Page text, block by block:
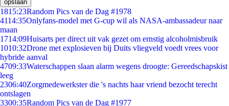
opslaan
1815:23Random Pics van de Dag #1978
4114:35Onlyfans-model met G-cup wil als NASA-ambassadeur naar
maan
1714:09Huisarts per direct uit vak gezet om ernstig alcoholmisbruik
1010:32Drone met explosieven bij Duits vliegveld voedt vrees voor
hybride aanval
4709:33Waterschappen slaan alarm wegens droogte: Gereedschapskist
leeg
2306:40Zorgmedewerkster die 's nachts haar vriend bezocht terecht
ontslagen
3300:35Random Pics van de Dag #1977